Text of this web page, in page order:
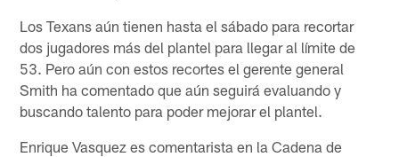
Los Texans aún tienen hasta el sábado para recortar
dos jugadores más del plantel para llegar al límite de
53. Pero aún con estos recortes el gerente general
Smith ha comentado que aún seguirá evaluando y
buscando talento para poder mejorar el plantel.
Enrique Vasquez es comentarista en la Cadena de